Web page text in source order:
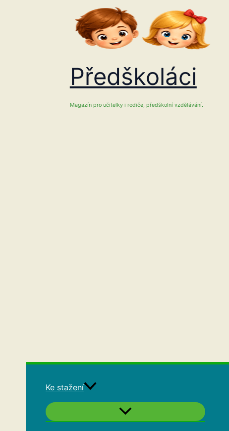
Předškoláci
Magazín pro učitelky i rodiče, předškolní vzdělávání.
Ke stažení